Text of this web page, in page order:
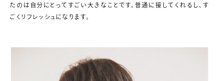
たのは自分にとってすごい大きなことです。普通に接してくれるし、す
ごくリフレッシュになります。